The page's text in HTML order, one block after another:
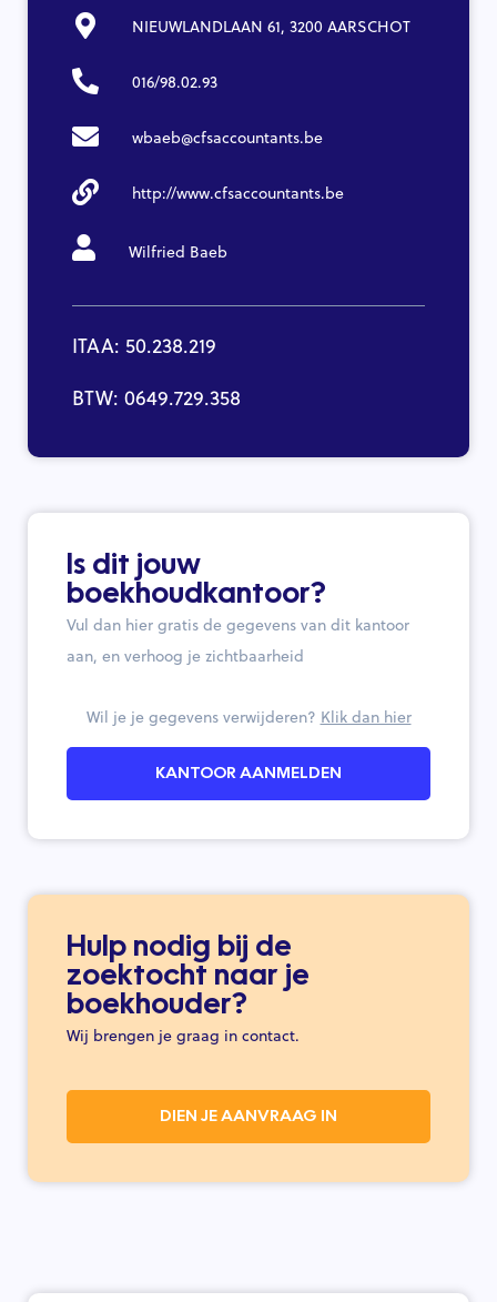
NIEUWLANDLAAN 61, 3200 AARSCHOT
016/98.02.93
wbaeb@cfsaccountants.be
http://www.cfsaccountants.be
Wilfried Baeb
ITAA: 50.238.219
BTW: 0649.729.358
Is dit jouw
boekhoudkantoor?
Vul dan hier gratis de gegevens van dit kantoor
aan, en verhoog je zichtbaarheid
Wil je je gegevens verwijderen? Klik dan hier
KANTOOR AANMELDEN
Hulp nodig bij de
zoektocht naar je
boekhouder?
Wij brengen je graag in contact.
DIEN JE AANVRAAG IN